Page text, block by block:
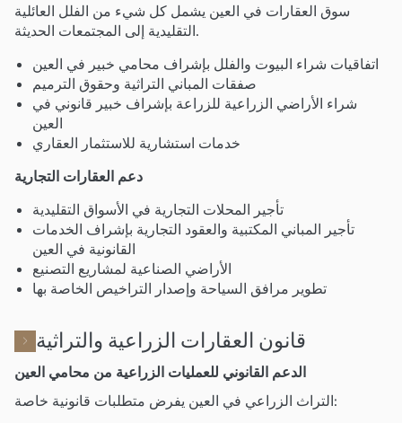
سوق العقارات في العين يشمل كل شيء من الفلل العائلية
التقليدية إلى المجتمعات الحديثة.
اتفاقيات شراء البيوت والفلل بإشراف محامي خبير في العين
صفقات المباني التراثية وحقوق الترميم
شراء الأراضي الزراعية للزراعة بإشراف خبير قانوني في
العين
خدمات استشارية للاستثمار العقاري
دعم العقارات التجارية
تأجير المحلات التجارية في الأسواق التقليدية
تأجير المباني المكتبية والعقود التجارية بإشراف الخدمات
القانونية في العين
الأراضي الصناعية لمشاريع التصنيع
تطوير مرافق السياحة وإصدار التراخيص الخاصة بها
قانون العقارات الزراعية والتراثية
الدعم القانوني للعمليات الزراعية من محامي العين
التراث الزراعي في العين يفرض متطلبات قانونية خاصة: